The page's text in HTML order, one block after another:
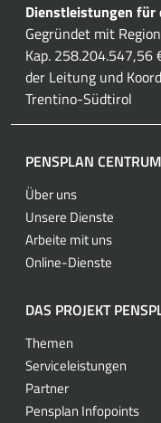
Dienstleistungen für
Gegründet mit
Kap. 258.204.547,56
der Leitung und
Trentino-Südtirol
PENSPLAN
Über uns
Unsere Dienste
Arbeite mit uns
Online-Dienste
DAS PROJEKT
Themen
Serviceleistungen
Partner
Pensplan Infopoints